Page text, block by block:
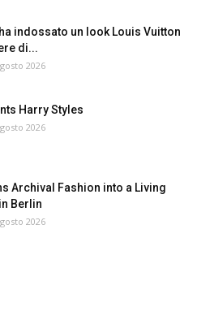
indossato un look Louis Vuitton
di...
2026
Harry Styles
2026
Archival Fashion into a Living
Berlin
2026